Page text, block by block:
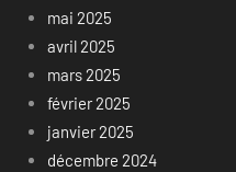
mai 2025
avril 2025
mars 2025
février 2025
janvier 2025
décembre 2024